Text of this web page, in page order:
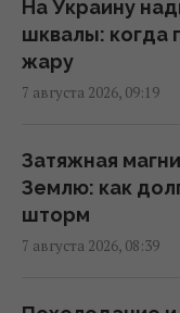
ЕС не готов
11:46 пятница, 07
реакцией
российской
11:39 пятница, 07
больше
На Украину
шквалы: когда
жару
7 августа 2026, 09:19
Затяжная
Землю: как
шторм
7 августа 2026, 08:39